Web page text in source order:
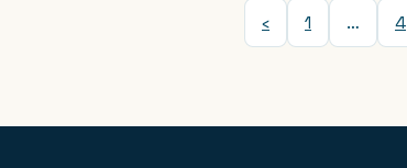
‹ 1 … 4